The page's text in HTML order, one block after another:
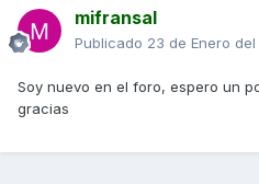
mifransal
Publicado 23 de Enero del
Soy nuevo en el foro, espero un
gracias